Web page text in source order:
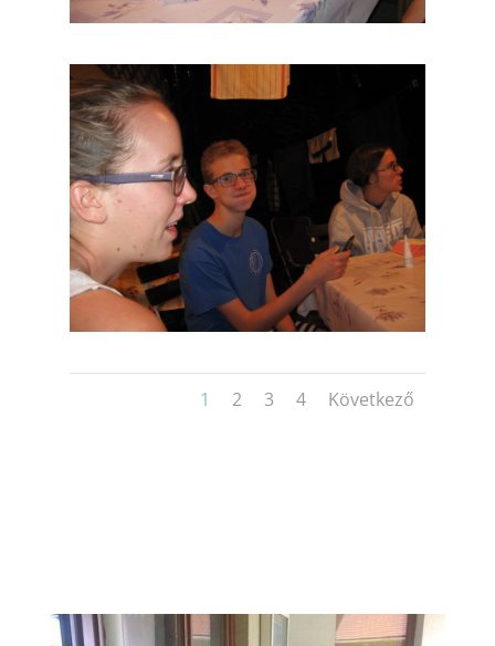
1 2 3 4 Következő